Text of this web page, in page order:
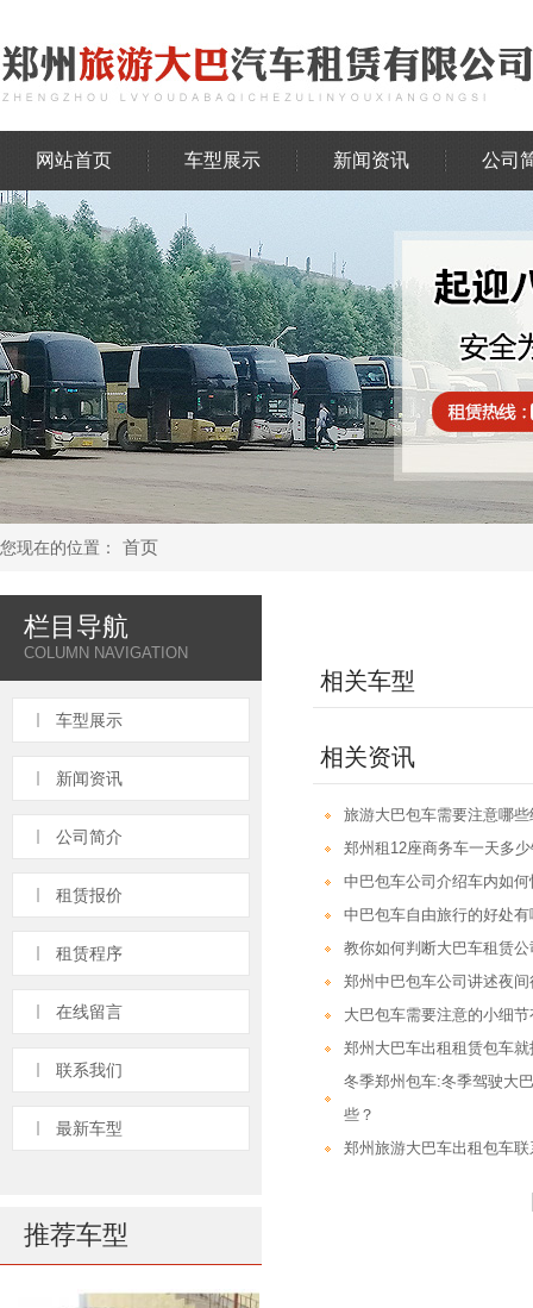
网站首页 车型展示 新闻资讯 公司
您现在的位置： 首页
栏目导航
COLUMN NAVIGATION
车型展示
新闻资讯
公司简介
租赁报价
租赁程序
在线留言
联系我们
最新车型
推荐车型
相关车型
相关资讯
旅游大巴包车需要注意哪
郑州租12座商务车一天多
中巴包车公司介绍车内如
中巴包车自由旅行的好处有
教你如何判断大巴车租赁
郑州中巴包车公司讲述夜
大巴包车需要注意的小细
郑州大巴车出租租赁包车
冬季郑州包车:冬季驾驶大
些？
郑州旅游大巴车出租包车联